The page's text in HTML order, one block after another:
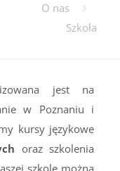
O nas
Szkoła
jest na
w Poznaniu i
kursy językowe
oraz szkolenia
szkole można